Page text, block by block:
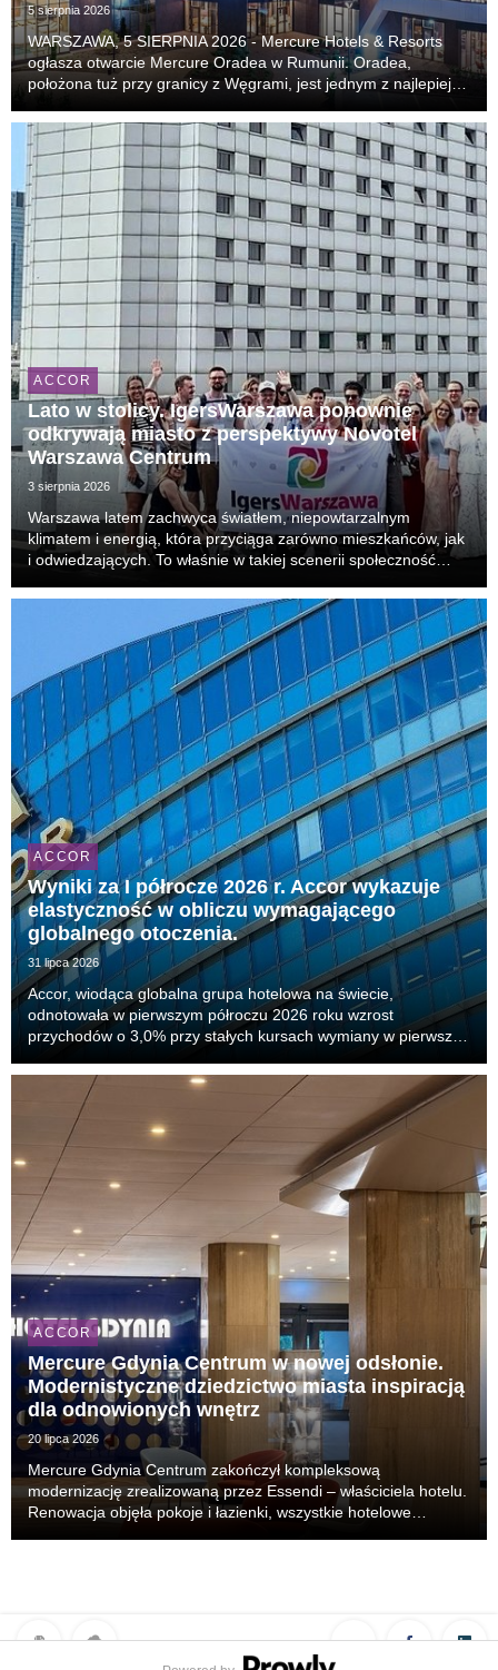
5 sierpnia 2026
WARSZAWA, 5 SIERPNIA 2026 - Mercure Hotels & Resorts
ogłasza otwarcie Mercure Oradea w Rumunii. Oradea,
położona tuż przy granicy z Węgrami, jest jednym z najlepiej
pojawia się na listach najciekawszych kierunk...
ACCOR
Lato w stolicy. IgersWarszawa ponownie
odkrywają miasto z perspektywy Novotel
Warszawa Centrum
3 sierpnia 2026
Warszawa latem zachwyca światłem, niepowtarzalnym
klimatem i energią, która przyciąga zarówno mieszkańców, jak
i odwiedzających. To właśnie w takiej scenerii społeczność
Warszawa Centrum na wyjątkowym Instameecie, podcz...
ACCOR
Wyniki za I półrocze 2026 r. Accor wykazuje
elastyczność w obliczu wymagającego
globalnego otoczenia.
31 lipca 2026
Accor, wiodąca globalna grupa hotelowa na świecie,
odnotowała w pierwszym półroczu 2026 roku wzrost
przychodów o 3,0% przy stałych kursach wymiany w pierwszej
wskaźnika EBITDA o 6,5%. Kluczowy wskaźnik RevPAR
(przychód na...
ACCOR
Mercure Gdynia Centrum w nowej odsłonie.
Modernistyczne dziedzictwo miasta inspiracją
dla odnowionych wnętrz
20 lipca 2026
Mercure Gdynia Centrum zakończył kompleksową
modernizację zrealizowaną przez Essendi – właściciela hotelu.
Renowacja objęła pokoje i łazienki, wszystkie hotelowe